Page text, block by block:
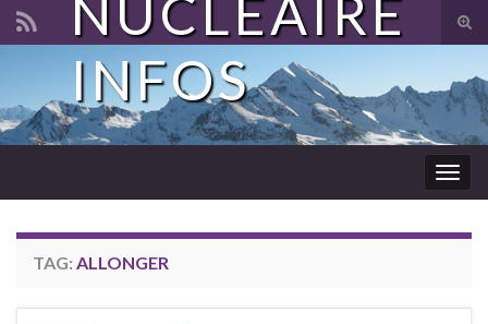
Search for:
NUCLÉAIRE
INFOS
TAG: ALLONGER